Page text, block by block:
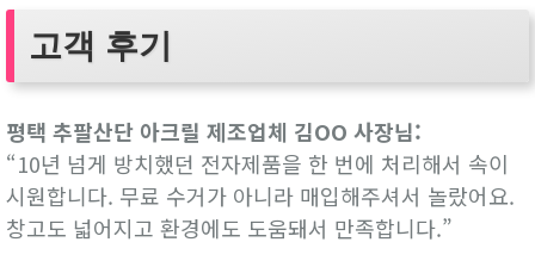
고객 후기
평택 추팔산단 아크릴 제조업체 김OO 사장님:
“10년 넘게 방치했던 전자제품을 한 번에 처리해서 속이
시원합니다. 무료 수거가 아니라 매입해주셔서 놀랐어요.
창고도 넓어지고 환경에도 도움돼서 만족합니다.”